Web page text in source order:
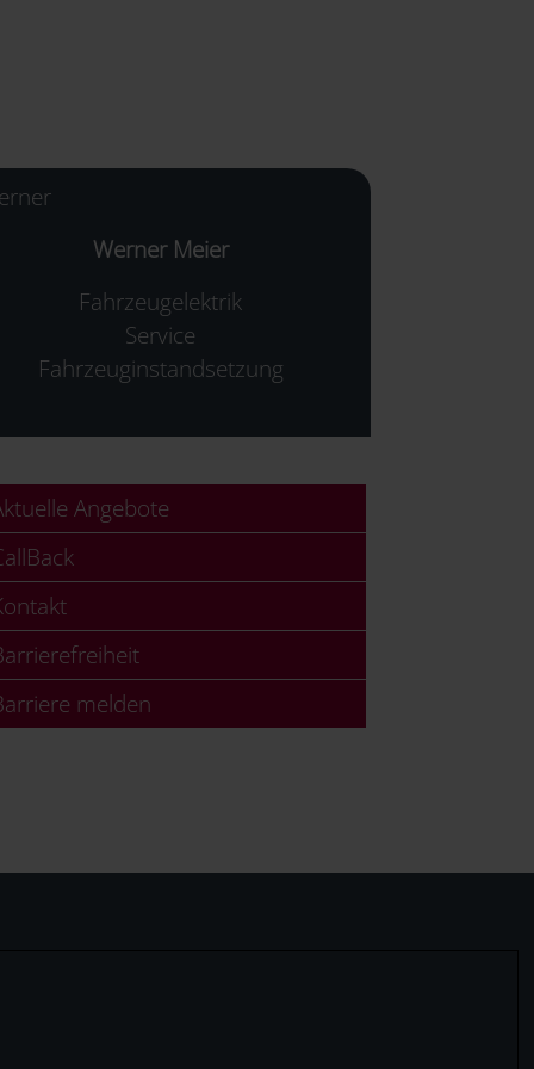
Werner Meier
Fahrzeugelektrik
Service
Fahrzeuginstandsetzung
Angebote
melden